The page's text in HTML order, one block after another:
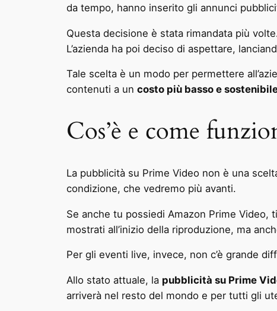
da tempo, hanno inserito gli annunci
Questa decisione è stata rimandata più
L’azienda ha poi deciso di aspettare,
Tale scelta è un modo per permettere
contenuti a un costo più basso e
Cos’è e come
La pubblicità su Prime Video non è una
condizione, che vedremo più avanti.
Se anche tu possiedi Amazon Prime
mostrati all’inizio della riproduzione, ma
Per gli eventi live, invece, non c’è grande
Allo stato attuale, la pubblicità su Prime
arriverà nel resto del mondo e per tutti gli